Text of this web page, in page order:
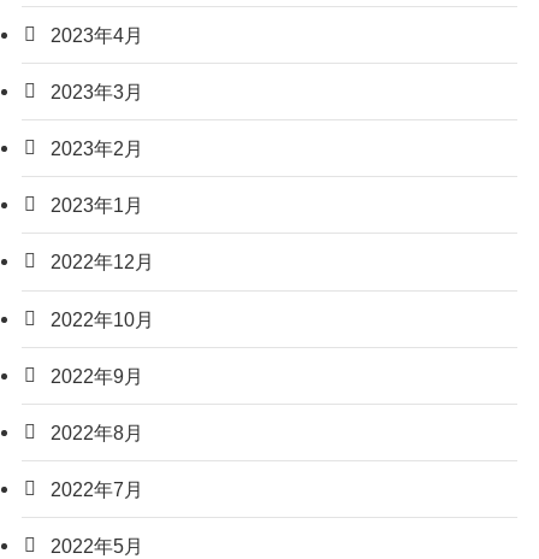
2023年4月
2023年3月
2023年2月
2023年1月
2022年12月
2022年10月
2022年9月
2022年8月
2022年7月
2022年5月